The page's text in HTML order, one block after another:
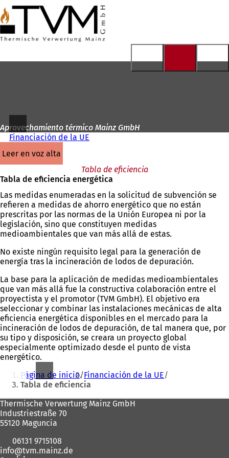
Saltar al contenido
la
página
de
inicio
Aprovechamiento térmico Mainz GmbH
Financiación de la UE
leer en voz alta
Tabla de eficiencia
Tabla de eficiencia energética
Las medidas enumeradas en la solicitud de subvención se
refieren a medidas de ahorro energético que no están
prescritas por las normas de la Unión Europea ni por la
legislación, sino que constituyen medidas
medioambientales que van más allá de estas.
No existe ningún requisito legal para la generación de
energía tras la incineración de lodos de depuración.
La base para la aplicación de medidas medioambientales
que van más allá fue la constructiva colaboración entre el
proyectista y el promotor (TVM GmbH). El objetivo era
seleccionar y combinar las instalaciones mecánicas de alta
eficiencia energética disponibles en el mercado para la
incineración de lodos de depuración, de tal manera que, por
su tipo y disposición, se creara un proyecto global
especialmente optimizado desde el punto de vista
energético.
Estás
aquí:
Página de inicio Financiación de la UE
Tabla de eficiencia
Zona
de
pies
Thermische Verwertung Mainz GmbH
Industriestraße 70
55120 Maguncia
06131 9715108
info
tvm.mainz de